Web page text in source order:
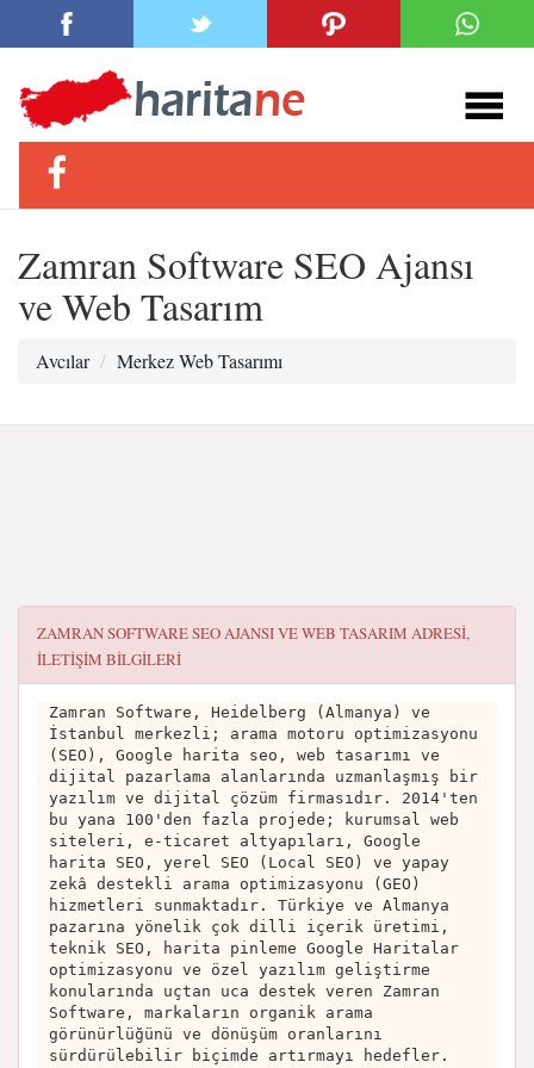
Zamran Software SEO Ajansı
ve Web Tasarım
Avcılar Merkez Web Tasarımı
ZAMRAN SOFTWARE SEO AJANSI VE WEB TASARIM ADRESI,
ILETIŞIM BILGILERI
Zamran Software, Heidelberg (Almanya) ve
İstanbul merkezli; arama motoru optimizasyonu
(SEO), Google harita seo, web tasarımı ve
dijital pazarlama alanlarında uzmanlaşmış bir
yazılım ve dijital çözüm firmasıdır. 2014'ten
bu yana 100'den fazla projede; kurumsal web
siteleri, e-ticaret altyapıları, Google
harita SEO, yerel SEO (Local SEO) ve yapay
zekâ destekli arama optimizasyonu (GEO)
hizmetleri sunmaktadır. Türkiye ve Almanya
pazarına yönelik çok dilli içerik üretimi,
teknik SEO, harita pinleme Google Haritalar
optimizasyonu ve özel yazılım geliştirme
konularında uçtan uca destek veren Zamran
Software, markaların organik arama
görünürlüğünü ve dönüşüm oranlarını
sürdürülebilir biçimde artırmayı hedefler.